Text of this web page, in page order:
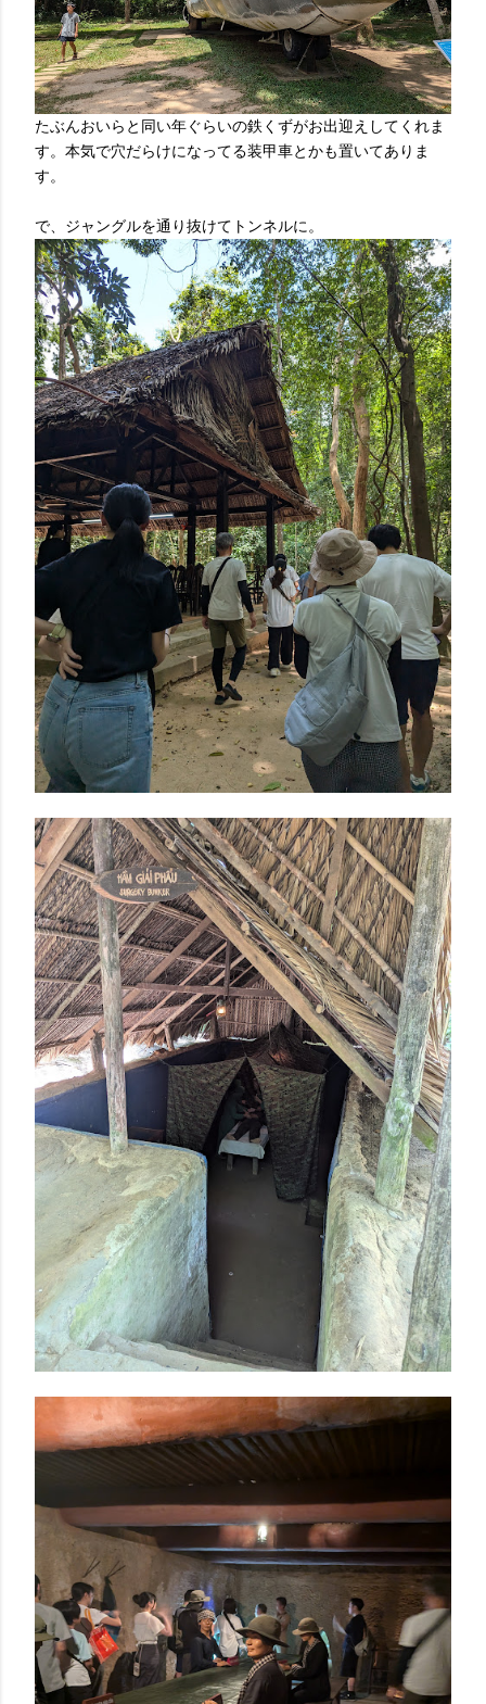
たぶんおいらと同い年ぐらいの鉄くずがお出迎えしてくれま
す。本気で穴だらけになってる装甲車とかも置いてありま
す。
で、ジャングルを通り抜けてトンネルに。